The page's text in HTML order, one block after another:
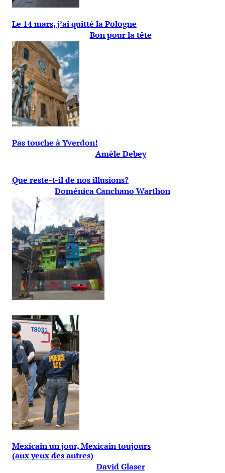
Le 14 mars, j’ai quitté la Pologne
Bon pour la tête
Pas touche à Yverdon!
Amèle Debey
Que reste-t-il de nos illusions?
Doménica Canchano Warthon
Mexicain un jour, Mexicain toujours
(aux yeux des autres)
David Glaser